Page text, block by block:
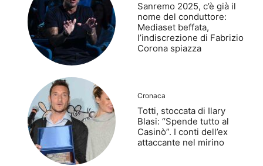
Sanremo 2025, c’è già il
nome del conduttore:
Mediaset beffata,
l’indiscrezione di Fabrizio
Corona spiazza
Cronaca
Totti, stoccata di Ilary
Blasi: “Spende tutto al
Casinò”. I conti dell’ex
attaccante nel mirino